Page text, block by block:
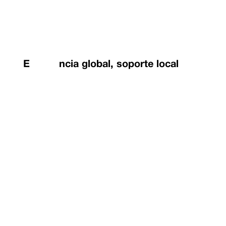
Experiencia global, soporte local